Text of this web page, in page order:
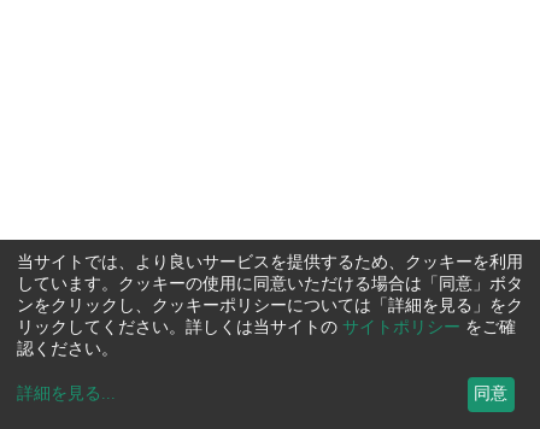
当サイトでは、より良いサービスを提供するため、クッキーを利用
しています。クッキーの使用に同意いただける場合は「同意」ボタ
ンをクリックし、クッキーポリシーについては「詳細を見る」をク
リックしてください。詳しくは当サイトの サイトポリシー をご確
認ください。
詳細を見る ... 同意